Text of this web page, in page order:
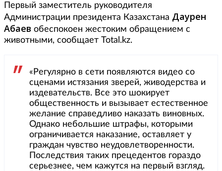
Первый заместитель руководителя
Администрации президента Казахстана Даурен
Абаев обеспокоен жестоким обращением с
животными, сообщает Total.kz.
«Регулярно в сети появляются видео со
сценами истязания зверей, живодерства и
издевательств. Все это шокирует
общественность и вызывает естественное
желание справедливо наказать виновных.
Однако небольшие штрафы, которыми
ограничивается наказание, оставляет у
граждан чувство неудовлетворенности.
Последствия таких прецедентов гораздо
серьезнее, чем кажутся на первый взгляд.